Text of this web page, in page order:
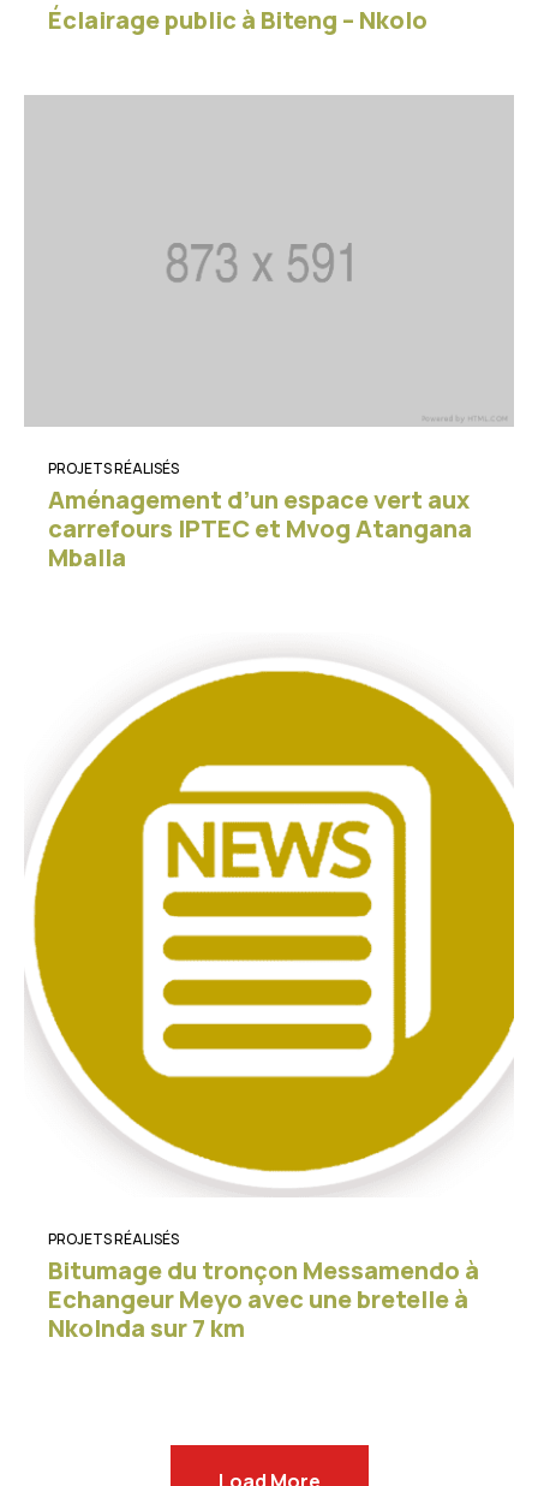
Éclairage public à Biteng – Nkolo
PROJETS RÉALISÉS
Aménagement d’un espace vert aux
carrefours IPTEC et Mvog Atangana
Mballa
PROJETS RÉALISÉS
Bitumage du tronçon Messamendo à
Echangeur Meyo avec une bretelle à
Nkolnda sur 7 km